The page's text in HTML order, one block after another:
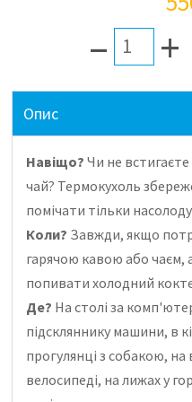
– +
Опис
Навіщо?Чи не
чай? Термокухоль
помічати тільки
Коли? Завжди, якщо
гарячою кавою або чаєм,
попивати холодний
Де? На столі за
підскляннику машини, в
прогулянці з собакою, на
велосипеді, на лижах у